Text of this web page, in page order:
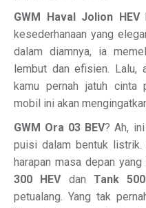
GWM Haval Jolion HEV
kesederhanaan yang
dalam diamnya, ia
lembut dan efisien. Lalu,
kamu pernah jatuh cinta
mobil ini akan
GWM Ora 03 BEV? Ah,
puisi dalam bentuk listrik.
harapan masa depan
300 HEVdan Tank
petualang. Yang tak